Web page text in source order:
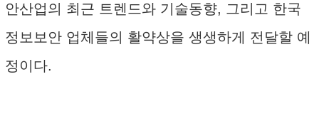
안산업의 최근 트렌드와 기술동향, 그리고 한국
정보보안 업체들의 활약상을 생생하게 전달할 예
정이다.